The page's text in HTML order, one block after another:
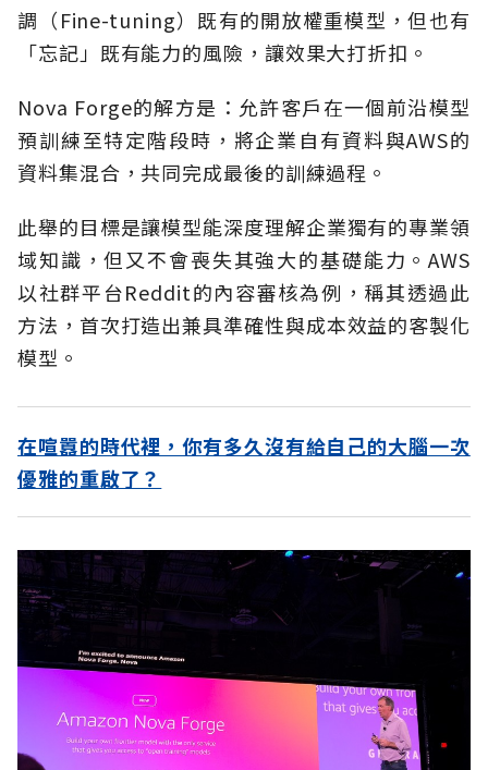
調（Fine-tuning）既有的開放權重模型，但也有
「忘記」既有能力的風險，讓效果大打折扣。
Nova Forge的解方是：允許客戶在一個前沿模型
預訓練至特定階段時，將企業自有資料與AWS的
資料集混合，共同完成最後的訓練過程。
此舉的目標是讓模型能深度理解企業獨有的專業領
域知識，但又不會喪失其強大的基礎能力。AWS
以社群平台Reddit的內容審核為例，稱其透過此
方法，首次打造出兼具準確性與成本效益的客製化
模型。
在喧囂的時代裡，你有多久沒有給自己的大腦一次
優雅的重啟了？